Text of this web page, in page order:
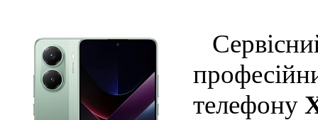
телефону